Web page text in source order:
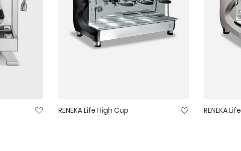
RENEKA Life High Cup RENEKA Life